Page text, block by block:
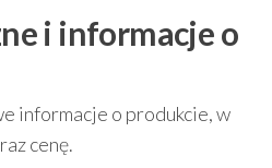
i informacje o
informacje o produkcie, w
cenę.